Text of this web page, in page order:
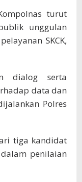
turut
unggulan
SKCK,
dialog serta
data dan
Polres
tiga kandidat
penilaian